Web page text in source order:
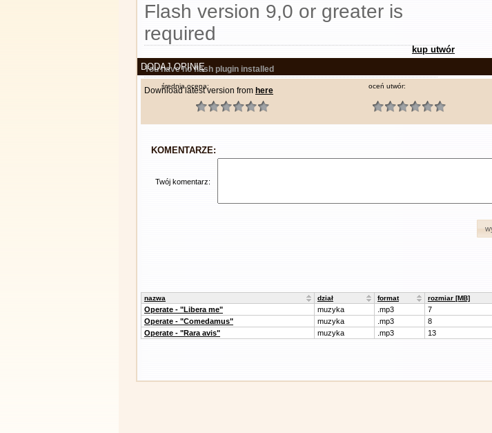
Flash version 9,0 or greater is
required
You have no flash plugin installed
Download latest version from here
kup utwór
DODAJ OPINIĘ
średnia ocena: oceń utwór:
KOMENTARZE:
Twój komentarz:
nazwa dział format rozmiar [MB]
Operate - "Libera me" muzyka .mp3 7
Operate - "Comedamus"
muzyka .mp3 8
Operate - "Rara avis"
muzyka .mp3 13